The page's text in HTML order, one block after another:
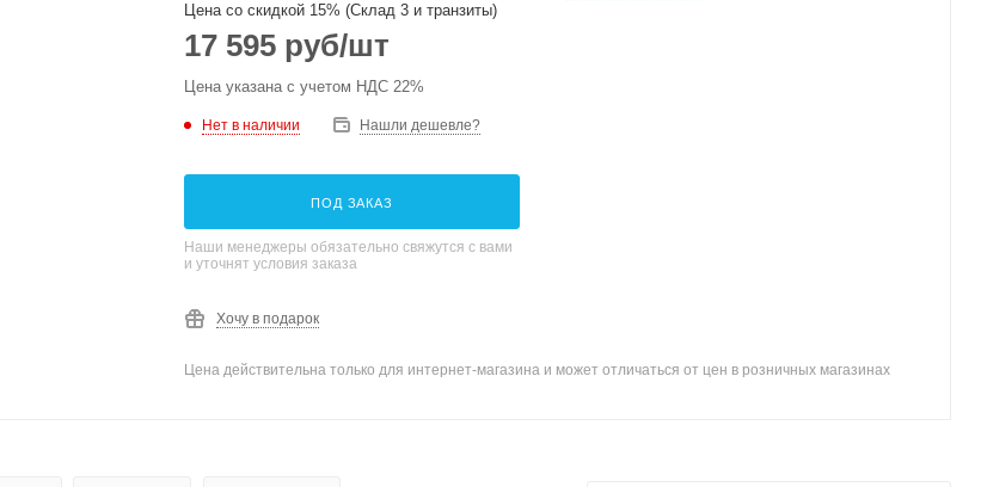
Цена со скидкой 15% (Склад 3 и транзиты)
17 595 руб/шт
Цена указана с учетом НДС 22%
Нет в наличии Нашли дешевле?
ПОД ЗАКАЗ
Наши менеджеры обязательно свяжутся с вами
и уточнят условия заказа
Хочу в подарок
Цена действительна только для интернет-магазина и может отличаться от цен в розничных магазинах